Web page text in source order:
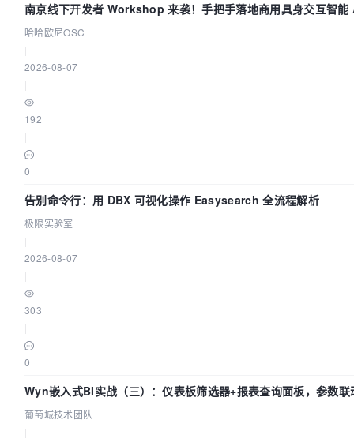
南京线下开发者 Workshop 来袭！手把手落地商用具身交互智
哈哈欧尼OSC
2026-08-07
192
0
告别命令行：用 DBX 可视化操作 Easysearch 全流程解析
极限实验室
2026-08-07
303
0
Wyn嵌入式BI实战（三）：仪表板筛选器+报表查询面板，参数联
葡萄城技术团队